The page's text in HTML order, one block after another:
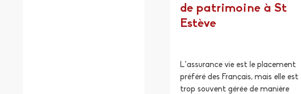
de patrimoine à St
Estève
L’assurance vie est le placement
préféré des Français, mais elle est
trop souvent gérée de manière